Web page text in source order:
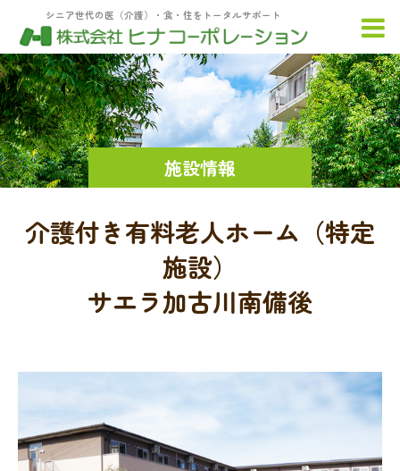
シニア世代の医（介護）・食・住をトータルサポート
施設情報
介護付き有料老人ホーム（特定
施設）
サエラ加古川南備後